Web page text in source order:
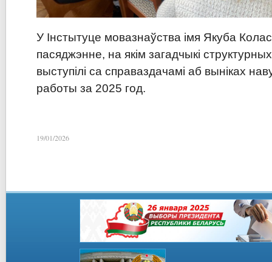
У Інстытуце мовазнаўства імя Якуба
пасяджэнне, на якім загадчыкі
выступілі са справаздачамі аб выніках
работы за 2025 год.
19/01/2026